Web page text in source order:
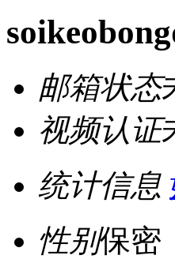
邮箱状态
视频认证
统计信息
性别保密